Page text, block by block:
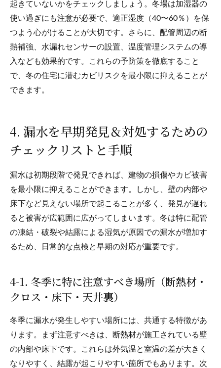
起きていないかをチェックしましょう。冬場は加湿器の
使い過ぎにも注意が必要で、適正湿度（40〜60％）を保
つよう心がけることが大切です。さらに、配管周辺の断
熱補強、水漏れセンサーの設置、温度管理システムの導
入なども効果的です。これらの予防策を徹底すること
で、冬の住宅に潜むカビリスクを最小限に抑えることが
できます。
4. 漏水を早期発見＆対処するための
チェックリストと手順
漏水は初期段階で発見できれば、建物の損傷やカビ被害
を最小限に抑えることができます。しかし、壁の内部や
床下など見えない場所で起こることが多く、発見が遅れ
ると被害が広範囲に広がってしまいます。冬は特に配管
の凍結・破裂や結露による湿気が原因での漏水が増加す
るため、日常的な点検と早期の対応が重要です。
4-1. 冬季に特に注意すべき場所（断熱材・
クロス・床下・天井裏）
冬季に漏水が発生しやすい場所には、共通する特徴があ
ります。まず注意すべきは、断熱材が施工されている壁
の内部や床下です。これらは外気温と室温の差が大きく
なりやすく、結露が起こりやすい箇所でもあります。次